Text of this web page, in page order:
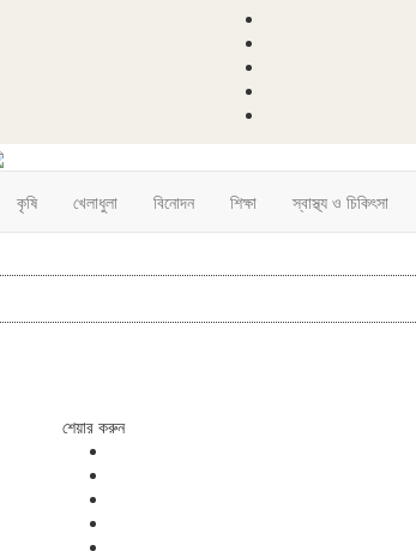
কৃষি খেলাধুলা বিনোদন শিক্ষা স্বাস্থ্য ও চিকিৎসা
শেয়ার করুন